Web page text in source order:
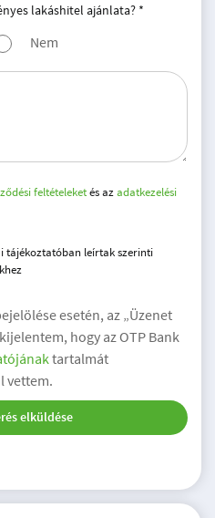
lakáshitel ajánlata? *
Nem
feltételeketés azadatkezelési
tájékoztatóban leírtak szerinti
esetén, az „Üzenet
hogy az OTP Bank
tartalmát
vettem.
elküldése